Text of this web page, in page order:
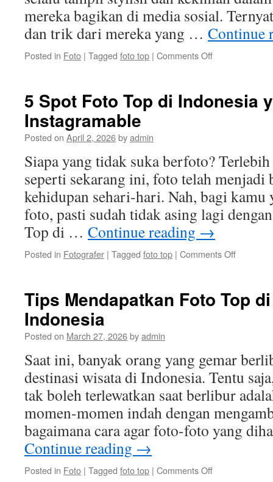
mereka bagikan di media sosial.
dan trik dari mereka yang … Continue
Posted in Foto | Tagged foto top | Comments Offon
ala
5 Spot Foto Top di Indonesia
Instagramable
Posted on April 2, 2026byadmin
Siapa yang tidak suka berfoto?
seperti sekarang ini, foto telah menjadi
kehidupan sehari-hari. Nah, bagi kamu
foto, pasti sudah tidak asing lagi
Top di … Continue reading →
Posted in Fotografer | Tagged foto top | Comments Offon
Top
Tips Mendapatkan Foto Top
Indonesia
Posted on March 27, 2026byadmin
Saat ini, banyak orang yang gemar
destinasi wisata di Indonesia. Tentu
tak boleh terlewatkan saat berlibur
momen-momen indah dengan
bagaimana cara agar foto-foto yang
Continue reading →
Posted in Foto | Tagged foto top | Comments Offon